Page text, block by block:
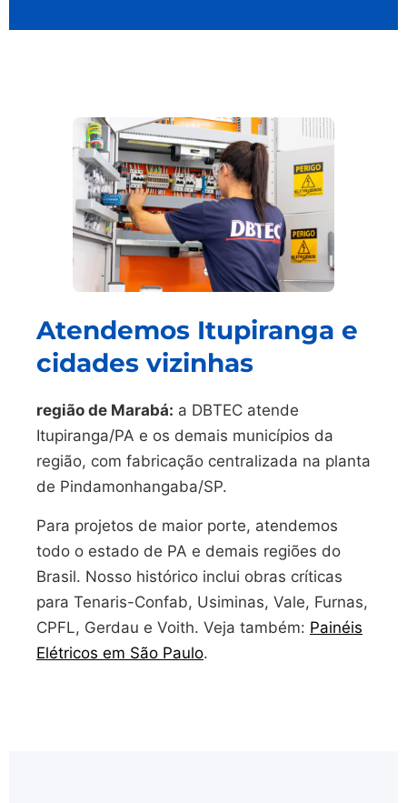
Atendemos Itupiranga e
cidades vizinhas
região de Marabá: a DBTEC atende
Itupiranga/PA e os demais municípios da
região, com fabricação centralizada na planta
de Pindamonhangaba/SP.
Para projetos de maior porte, atendemos
todo o estado de PA e demais regiões do
Brasil. Nosso histórico inclui obras críticas
para Tenaris-Confab, Usiminas, Vale, Furnas,
CPFL, Gerdau e Voith. Veja também: Painéis
Elétricos em São Paulo.